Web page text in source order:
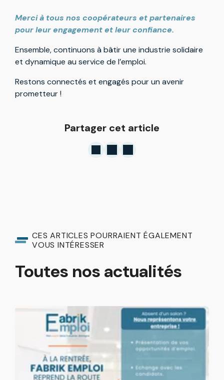
Merci à tous nos coopérateurs et partenaires
pour leur engagement et leur confiance.
Ensemble, continuons à bâtir une industrie solidaire
et dynamique au service de l’emploi.
Restons connectés et engagés pour un avenir
prometteur !
Partager cet article
CES ARTICLES POURRAIENT ÉGALEMENT
VOUS INTÉRESSER
Toutes nos actualités